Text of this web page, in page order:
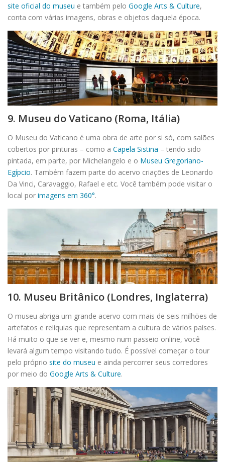
site oficial do museu e também pelo Google Arts & Culture,
conta com várias imagens, obras e objetos daquela época.
9. Museu do Vaticano (Roma, Itália)
O Museu do Vaticano é uma obra de arte por si só, com salões
cobertos por pinturas – como a Capela Sistina – tendo sido
pintada, em parte, por Michelangelo e o Museu Gregoriano-
Egípcio. Também fazem parte do acervo criações de Leonardo
Da Vinci, Caravaggio, Rafael e etc. Você também pode visitar o
local por imagens em 360°.
10. Museu Britânico (Londres, Inglaterra)
O museu abriga um grande acervo com mais de seis milhões de
artefatos e relíquias que representam a cultura de vários países.
Há muito o que se ver e, mesmo num passeio online, você
levará algum tempo visitando tudo. É possível começar o tour
pelo próprio site do museu e ainda percorrer seus corredores
por meio do Google Arts & Culture.